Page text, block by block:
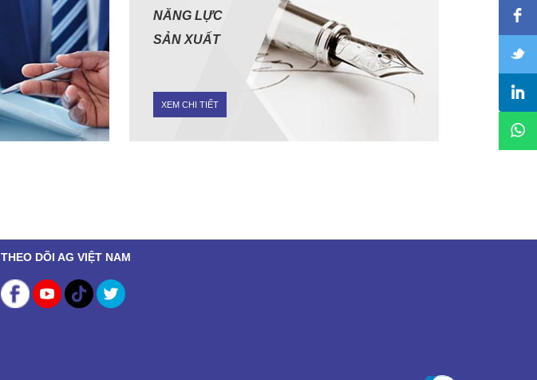
NĂNG LỰC
SẢN XUẤT
XEM CHI TIẾT
THEO DÕI AG VIỆT NAM